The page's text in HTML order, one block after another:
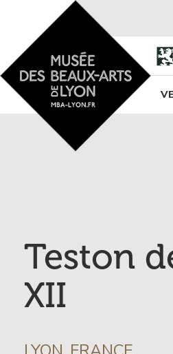
Accueil -
Teston
XII
INFORMATION